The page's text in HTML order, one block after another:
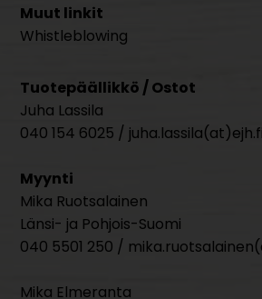
Muut linkit
Whistleblowing
Tuotepäällikkö / Ostot
Juha Lassila
040 154 6025 / juha.lassila(at)ejh.fi
Myynti
Mika Ruotsalainen
Länsi- ja Pohjois-Suomi
040 5501 250 /
Mika Elmeranta